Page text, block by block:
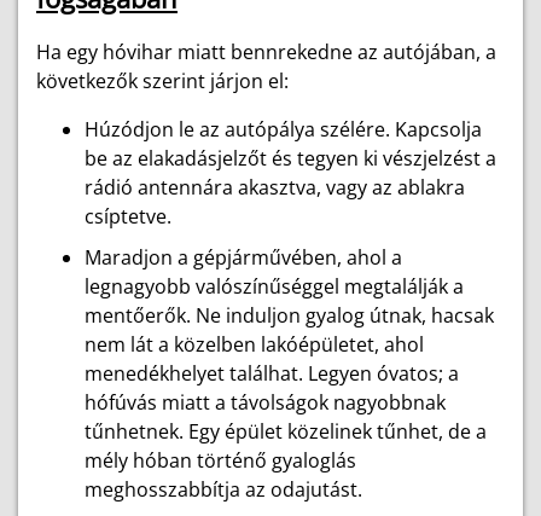
Ha egy hóvihar miatt bennrekedne az autójában, a
következők szerint járjon el:
Húzódjon le az autópálya szélére. Kapcsolja
be az elakadásjelzőt és tegyen ki vészjelzést a
rádió antennára akasztva, vagy az ablakra
csíptetve.
Maradjon a gépjárművében, ahol a
legnagyobb valószínűséggel megtalálják a
mentőerők. Ne induljon gyalog útnak, hacsak
nem lát a közelben lakóépületet, ahol
menedékhelyet találhat. Legyen óvatos; a
hófúvás miatt a távolságok nagyobbnak
tűnhetnek. Egy épület közelinek tűnhet, de a
mély hóban történő gyaloglás
meghosszabbítja az odajutást.